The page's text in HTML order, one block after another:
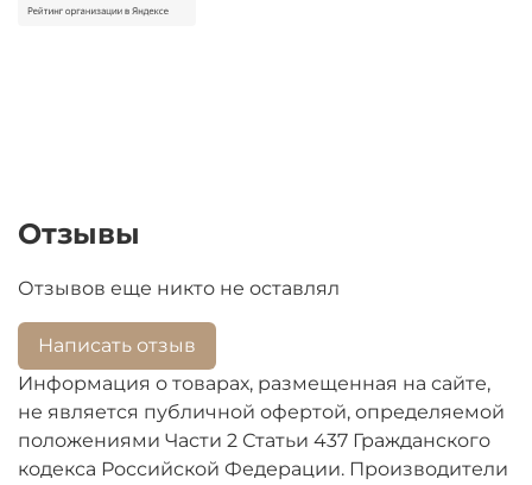
ОДНОГО МЕСЯЦА подлежат перерасчету из-за
Отзывы
Отзывов еще никто не оставлял
Написать отзыв
Информация о товарах, размещенная на сайте,
не является публичной офертой, определяемой
положениями Части 2 Статьи 437 Гражданского
кодекса Российской Федерации. Производители